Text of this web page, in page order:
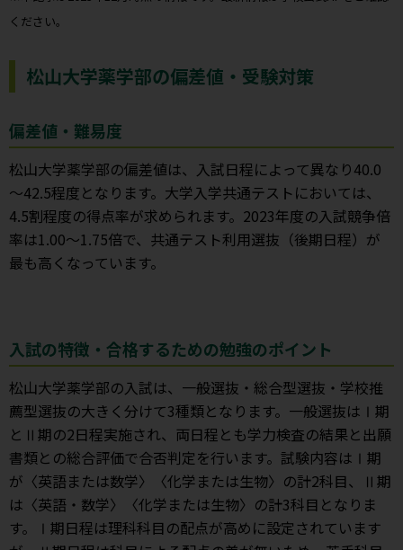
ください。
松山大学薬学部の偏差値・受験対策
偏差値・難易度
松山大学薬学部の偏差値は、入試日程によって異なり40.0
～42.5程度となります。大学入学共通テストにおいては、
4.5割程度の得点率が求められます。2023年度の入試競争倍
率は1.00～1.75倍で、共通テスト利用選抜（後期日程）が
最も高くなっています。
入試の特徴・合格するための勉強のポイント
松山大学薬学部の入試は、一般選抜・総合型選抜・学校推
薦型選抜の大きく分けて3種類となります。一般選抜はⅠ期
とⅡ期の2日程実施され、両日程とも学力検査の結果と出願
書類との総合評価で合否判定を行います。試験内容はⅠ期
が〈英語または数学〉〈化学または生物〉の計2科目、Ⅱ期
は〈英語・数学〉〈化学または生物〉の計3科目となりま
す。Ⅰ期日程は理科科目の配点が高めに設定されています